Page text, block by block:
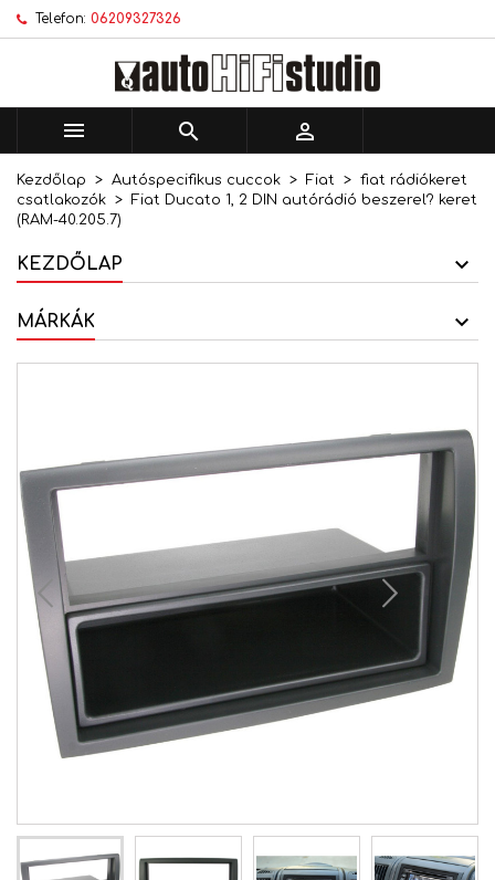
Telefon: 06209327326
  
Kezdőlap Autóspecifikus cuccok Fiat
fiat rádiókeret
csatlakozók
Fiat Ducato 1, 2 DIN autórádió beszerel? keret
(RAM-40.205.7)
KEZDŐLAP
MÁRKÁK
Kívánságlistáim ×
Új lista létrehozása
Kívánságlista létrehozása ×
Kívánságlista neve
Bejelentkezés ×
történő mentéséhez.
Mégsem Bejelentkezés